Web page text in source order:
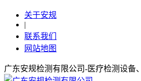
关于安规
|
联系我们
网站地图
广东安规检测有限公司-医疗检测设备